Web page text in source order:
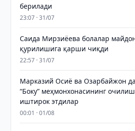
берилади
23:07 · 31/07
Саида Мирзиёева болалар
қурилишига қарши чиқди
22:57 · 31/07
Марказий Осиё ва Озарбайжон
“Боку” меҳмонхонасининг
иштирок этдилар
00:01 · 01/08